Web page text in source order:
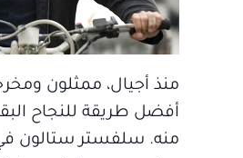
منذ أجيال، ممثلون
أفضل طريقة للنجاح
منه. سلفستر ستالون في